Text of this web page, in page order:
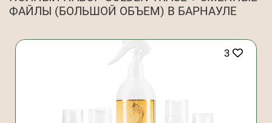
ФАЙЛЫ (БОЛЬШОЙ ОБЪЕМ) В БАРНАУЛЕ
3